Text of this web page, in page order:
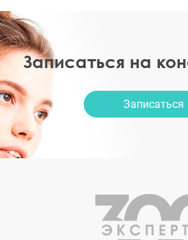
Записаться на
Записаться